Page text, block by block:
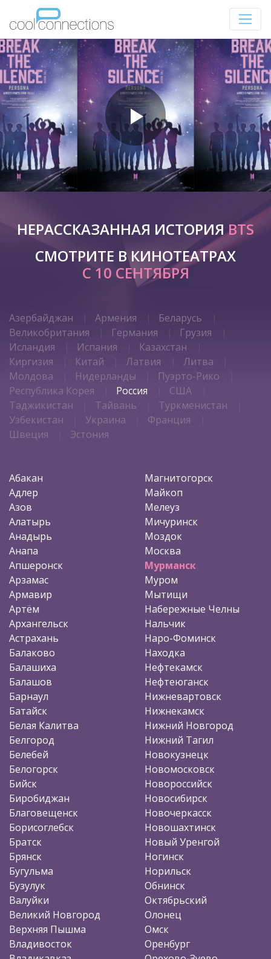
НЕРАССКАЗАННАЯ ИСТОРИЯBTS
СМОТРИТЕ В КИНОТЕАТРАХ
C 10 СЕНТЯБРЯ
Азербайджан Армения
Беларусь
Великобритания
Германия
Грузия
Исландия
Испания
Казахстан
Киргизия
Китай Латвия
Литва
Молдова
Нидерланды
Пуэрто-Рико
Республика Корея
Россия
США
Таджикистан
Тайвань
Туркменистан
Узбекистан
Украина
Франция
Швеция
Эстония
Абакан
Адлер
Азов
Алатырь
Анадырь
Анапа
Апшеронск
Арзамас
Армавир
Артём
Архангельск
Астрахань
Балаково
Балашиха
Балашов
Барнаул
Батайск
Белая Калитва
Белгород
Белебей
Белогорск
Бийск
Биробиджан
Благовещенск
Борисоглебск
Братск
Брянск
Бугульма
Бузулук
Валуйки
Великий Новгород
Верхняя Пышма
Владивосток
Магнитогорск
Майкоп
Мелеуз
Мичуринск
Моздок
Москва
Мурманск
Муром
Мытищи
Набережные Челны
Нальчик
Наро-Фоминск
Находка
Нефтекамск
Нефтеюганск
Нижневартовск
Нижнекамск
Нижний Новгород
Нижний Тагил
Новокузнецк
Новомосковск
Новороссийск
Новосибирск
Новочеркасск
Новошахтинск
Новый Уренгой
Ногинск
Норильск
Обнинск
Октябрьский
Олонец
Омск
Оренбург